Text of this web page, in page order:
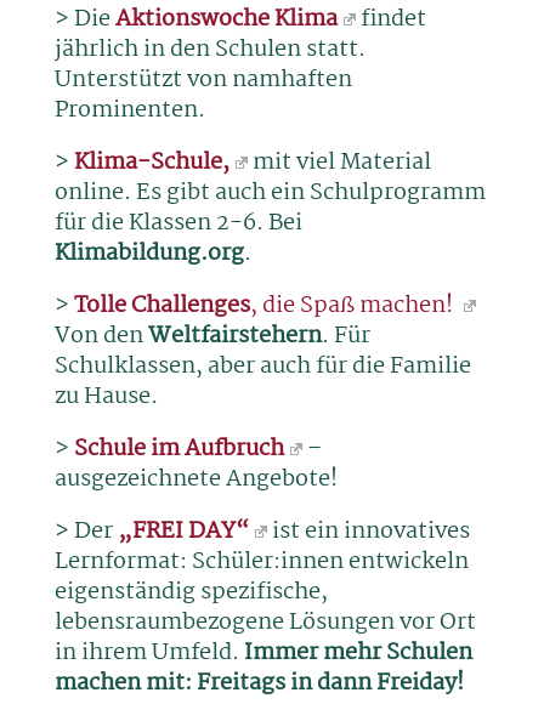
> DieAktionswoche Klima
findet
jährlich in den Schulen statt.
Unterstützt von namhaften
Prominenten.
> Klima-Schule,
mit viel Material
online. Es gibt auch ein Schulprogramm
für die Klassen 2-6. Bei
Klimabildung.org.
>Tolle Challenges, die Spaß machen!
Von denWeltfairstehern. Für
Schulklassen, aber auch für die Familie
zu Hause.
> Schule im Aufbruch
–
ausgezeichnete Angebote!
> Der „FREI DAY“
ist ein innovatives
Lernformat: Schüler:innen entwickeln
eigenständig spezifische,
lebensraumbezogene Lösungen vor Ort
in ihrem Umfeld. Immer mehr Schulen
machen mit: Freitags in dann Freiday!